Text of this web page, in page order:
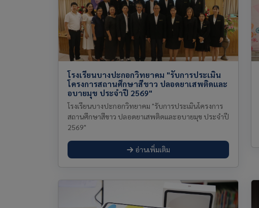
โรงเรียนบางปะกอกวิทยาคม "รับการประเมิน
โครงการสถานศึกษาสีขาว ปลอดยาเสพติดและ
อบายมุข ประจำปี 2569"
โรงเรียนบางปะกอกวิทยาคม "รับการประเมินโครงการ
สถานศึกษาสีขาว ปลอดยาเสพติดและอบายมุข ประจำปี
2569"
อ่านเพิ่มเติม